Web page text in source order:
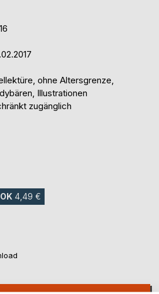
ohne Altersgrenze,
Illustrationen
zugänglich
4,49 €